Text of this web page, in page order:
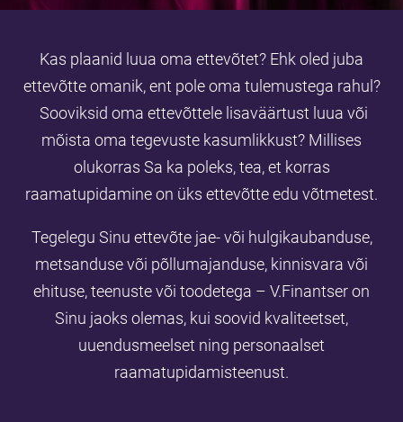
Kas plaanid luua oma ettevõtet? Ehk oled juba
ettevõtte omanik, ent pole oma tulemustega rahul?
Sooviksid oma ettevõttele lisaväärtust luua või
mõista oma tegevuste kasumlikkust? Millises
olukorras Sa ka poleks, tea, et korras
raamatupidamine on üks ettevõtte edu võtmetest.
Tegelegu Sinu ettevõte jae- või hulgikaubanduse,
metsanduse või põllumajanduse, kinnisvara või
ehituse, teenuste või toodetega – V.Finantser on
Sinu jaoks olemas, kui soovid kvaliteetset,
uuendusmeelset ning personaalset
raamatupidamisteenust.